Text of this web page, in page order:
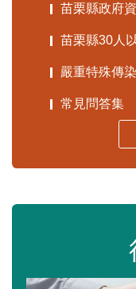
苗栗縣政府
苗栗縣30人
嚴重特殊傳
常見問答集